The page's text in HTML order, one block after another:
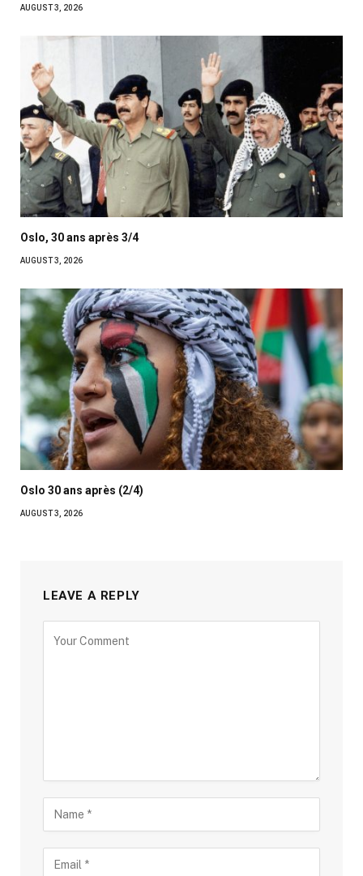
AUGUST 3, 2026
Oslo, 30 ans après 3/4
AUGUST 3, 2026
Oslo 30 ans après (2/4)
AUGUST 3, 2026
LEAVE A REPLY